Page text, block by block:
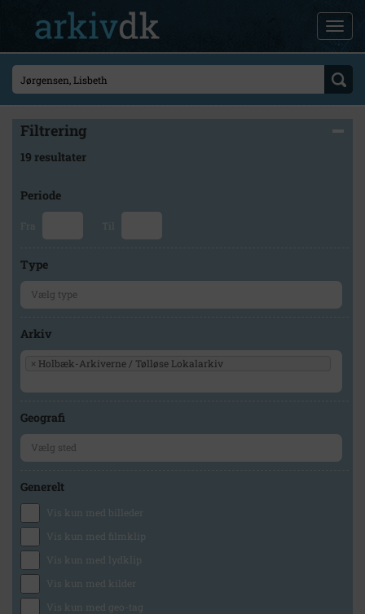
Filtrering
19 resultater
Periode
Fra Til
Type
Arkiv
× Holbæk-Arkiverne / Tølløse Lokalarkiv
Geografi
Generelt
Vis kun med billeder
Vis kun med filmklip
Vis kun med lydklip
Vis kun med kilder
Vis kun med geo-tag